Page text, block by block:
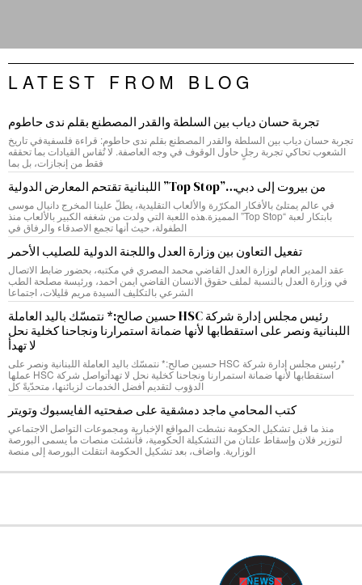
LATEST FROM BLOG
تجربة حسان دياب بين السلطة والقدر المصطنع بقلم ندى حاطوم
تجربة حسان دياب بين السلطة والقدر المصطنع بقلم ندى حاطوم: قراءة فلسفيةفي تاريخ
الشعوب تحاكي تجربة رجلٍ حاول الوقوف في وجه العاصفة. لا تُقاس القيادات بما تحققه
فقط من إنجازات، بل بما
من بيروت إلى دبي…”Top Stop” اللبنانية تقتحم المعارض الدولية
في عالم يمتلئ بالأفكار المكرّرة والألعاب التقليدية، يطلّ علينا المخرج دانيال موسى
بابتكار لعبة “Top Stop” المميزة.هذه اللعبة التي ولدت من شغفه الكبير بالألعاب منذ
الطفولة، حيث أنها تجمع الاصدقاء والرفاق في
تفعيل التعاون بين وزارة العدل واللجنة الدولية للصليب الأحمر
عقد المدير العام لوزارة العدل القاضي محمد المصري في مكتبه، بحضور ضابط الاتصال
في وزارة العدل بالنسبة لملف حقوق الانسان القاضي ايمن احمد، ورئيسة مصلحة الطب
الشرعي بالتكليف السيدة مريم قليلات، اجتماعا
رئيس مجلس إدارة شركة HSC حسين صالح:* نتمسّك باليد العاملة
اللبنانية ونصر على استقطابها لأنها ضمانة استمرارنا ونجاحنا كخلية نحل
لا تهدأ
*رئيس مجلس إدارة شركة HSC حسين صالح:* نتمسّك باليد العاملة اللبنانية ونصر على
استقطابها لأنها ضمانة استمرارنا ونجاحنا كخلية نحل لا تهدأتواصل شركة HSC عملها
الدؤوب لتقديم أفضل الخدمات لزبائنها، متحدّيةً كل
كتب المحامي ماجد دمشقية على صفحتيه الفايسبوك وتويتر
منذ ما قبل تشكيل الحكومة نشطت المواقع الإخبارية ومجموعات التواصل الاجتماعي
لتوزير فلان وإسقاط علتان من التشكيلة الحكومية، فأنشئت منصات ما يسمى البورصة
الوزارية. واضاف، بعد تشكيل الحكومة انتقلت البورصة إلى منصة